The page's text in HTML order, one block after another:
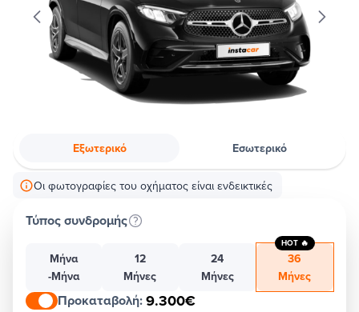
Εξωτερικό Εσωτερικό
Οι φωτογραφίες του οχήματος είναι ενδεικτικές
Τύπος συνδρομής
Μήνα
-Μήνα
12
Μήνες
24
Μήνες
36
Μήνες
HOT 🔥
Προκαταβολή:9.300€